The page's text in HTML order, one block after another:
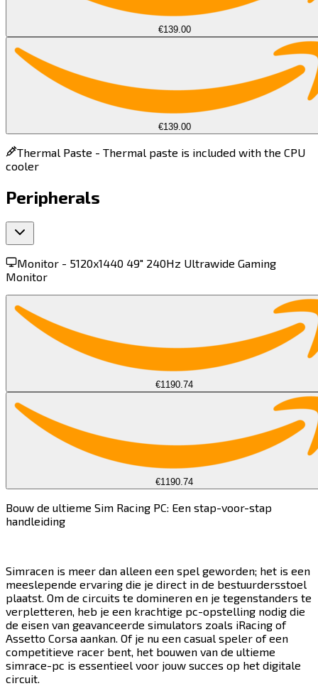
€139.00
€139.00
Thermal Paste - Thermal paste is included with the CPU
cooler
Peripherals
Monitor - 5120x1440 49" 240Hz Ultrawide Gaming
Monitor​​​​‌ ‍ ​‍​‍‌‍ ‌ ​‍‌‍‍‌‌‍‌ ‌‍‍‌‌‍ ‍​‍​‍​ ‍‍​‍​‍‌ ​ ‌‍​‌‌‍ ‍‌‍‍‌‌ ‌​‌ ‍‌​‍ ‍‌‍‍‌‌‍ ​‍​‍​‍ ​​‍​‍‌‍‍​‌ ​‍‌‍‌‌‌‍‌‍​‍​‍​ ‍‍​‍​‍​‍ ‌‍​‌‌‍‌​‌‍ ‌‌‍‍‌‌‍ ‍​‍ ‌‍‍‌‌‍ ‍‌ ‌​‌‍‌‌‌‍ ‍‌ ‌​​‍ ‌‍‌‌‌‍‌​‌‍‍‌‌ ‌​​‍ ‌‍ ‌‌‍ ‌‍‌​‌‍‌‌​ ‌‌ ​​‌ ​‍‌‍‌‌‌ ​ ‌‍‌‌‌‍ ‍‌ ‌​‌‍​‌‌ ‌​‌‍‍‌‌‍ ‌‍ ‍​ ‍ ‌‍‍‌‌‍‌​​ ‌​ ‌ ‌‍​ ​ ‌​​ ‍‌​ ​‍​ ‌​‌‍‌​​ ‍​​‍ ‌‌‍‌‌​ ​‌‌‍​‌‌‍‌‌​‍ ‌​ ‌​‌‍‌‌‌‍‌‍​ ​‍​‍ ‌‌‍​‍​ ​ ‌‍​‍‌‍​‍​‍ ‌‌‍​‌​ ​‌​ ‌‍‌‍‌‍‌‍‌‌​ ‌​​ ‌​‌‍‌‍​ ‌​‌‍‌‍​ ‌‍‌‍‌‌​ ‍ ‌ ‌​‌ ‍‌‌ ​​‌‍‌‌​ ‌‌‍ ‌‌‍ ‌‍ ‍‌‍‍‌‌ ‌​‌‍ ‌ ​‍​ ‍ ‌ ​​‌‍​‌‌ ‌​‌‍‍​​ ‌‌‍ ‍‌‍​‌‌‍ ‌‌‍‌‌​ ‌‍​‍‌‍​‌‌ ​ ‌‍‌‌‌‌‌‌‌ ​‍‌‍ ​​ ‌​‍‌‌​ ​‍‌​‌‍‌‍​‌‌‍‌​‌‍ ‌‌‍‍‌‌‍ ‍​‍‌‍‌‍‍‌‌‍‌​​ ‌​ ‌ ‌‍​ ​ ‌​​ ‍‌​ ​‍​ ‌​‌‍‌​​ ‍​​‍ ‌‌‍‌‌​ ​‌‌‍​‌‌‍‌‌​‍ ‌​ ‌​‌‍‌‌‌‍‌‍​ ​‍​‍ ‌‌‍​‍​ ​ ‌‍​‍‌‍​‍​‍ ‌‌‍​‌​ ​‌​ ‌‍‌‍‌‍‌‍‌‌​ ‌​​ ‌​‌‍‌‍​ ‌​‌‍‌‍​ ‌‍‌‍‌‌​‍‌‍‌ ‌​‌ ‍‌‌ ​​‌‍‌‌​ ‌‌‍ ‌‌‍ ‌‍ ‍‌‍‍‌‌ ‌​‌‍ ‌ ​‍​‍‌‍‌ ​​‌‍​‌‌ ‌​‌‍‍​​ ‌‌‍ ‍‌‍​‌‌‍ ‌‌‍‌‌​‍‌‍‌ ​​‌‍‌‌‌ ​‍‌ ​ ‌ ​​‌‍‌‌‌‍​ ‌ ‌​‌‍‍‌‌ ‌‍‌‍‌‌​ ‌‌ ​​‌ ‌‌‌‍​‍‌‍ ​‌‍‍‌‌ ​ ‌‍‍​‌‍‌‌‌‍‌​​‍​‍‌ ‌
€1190.74
€1190.74
Bouw de ultieme Sim Racing PC: Een stap-voor-stap
handleiding​​​​‌ ‍ ​‍​‍‌‍ ‌ ​‍‌‍‍‌‌‍‌ ‌‍‍‌‌‍ ‍​‍​‍​ ‍‍​‍​‍‌ ​ ‌‍​‌‌‍ ‍‌‍‍‌‌ ‌​‌ ‍‌​‍ ‍‌‍‍‌‌‍ ​‍​‍​‍ ​​‍​‍‌‍‍​‌ ​‍‌‍‌‌‌‍‌‍​‍​‍​ ‍‍​‍​‍​‍ ‌‍​‌‌‍‌​‌‍ ‌‌‍‍‌‌‍ ‍​‍ ‌‍‍‌‌‍ ‍‌ ‌​‌‍‌‌‌‍ ‍‌ ‌​​‍ ‌‍‌‌‌‍‌​‌‍‍‌‌ ‌​​‍ ‌‍ ‌‌‍ ‌‍‌​‌‍‌‌​ ‌‌ ​​‌ ​‍‌‍‌‌‌ ​ ‌‍‌‌‌‍ ‍‌ ‌​‌‍​‌‌ ‌​‌‍‍‌‌‍ ‌‍ ‍​ ‍ ‌‍‍‌‌‍‌​​ ‌​ ‌​​ ​​​ ​‍​ ‍​‌‍​ ​ ‌‍​ ‌‍‌‍​‍​‍ ‌‌‍​‌​ ‌‌​ ‌ ‌‍‌‌​‍ ‌​ ‌​​ ‌‍​ ‌‍​ ​‌​‍ ‌​ ‍​‌‍​‍​ ‍‌​ ‍​​‍ ‌‌‍​‍​ ‍​​ ‍​‌‍‌‍​ ​ ​ ​​​ ​​​ ‍​​ ‌​​ ​​‌‍​ ​ ‍​​ ‍ ‌ ‌​‌ ‍‌‌ ​​‌‍‌‌​ ‌‌‍​‍‌ ‌‌‌‍‍‌‌‍ ​‌‍‌​​ ‍ ‌ ​​‌‍​‌‌ ‌​‌‍‍​​ ‌‌‍‍‌​ ​‌​ ‍​‌‍ ‍‌‌ ‌‍ ​‌‍ ‌‍ ‍‌‍‌ ‌‌ ‌‍‌​‌‍‌‌‌ ​ ‌‍​ ​‍‌‌​ ‌‌‌​​‍‌‌ ‌‍‍ ‌‍‌‌‌ ‍‌​‍‌‌​ ​ ‌​‌​​‍‌‌​ ​ ‌​‌​​‍‌‌​ ​‍​ ​‍‌‍ ‍‌‍ ​​‍‌‌​ ​‍​ ​‍​‍‌‌​ ‌‌‌​‌​​‍ ‍‌ ‌‍‌‍​‌‌‍ ​‌ ‌‌‌‍‌‌​‍‌‌​ ‌‌‌​​‍‌‌ ‌‍‍ ‌‍‌‌‌ ‍‌​‍‌‌​ ​ ‌​‌​​‍‌‌​ ​ ‌​‌​​‍‌‌​ ​‍​ ​‍​ ‌‌​ ‌​‌‍‌​​ ‌‍​ ‌‍‌‍‌​‌‍​ ​ ‌‍‌‍‌‌​ ‍​​ ​​​ ​‍​‍‌‌​ ​‍​ ​‍​‍‌‌​ ‌‌‌​‌​​‍ ‍‌‍​ ‌‍‍​‌‍‍‌‌‍ ​‌‍‌​‌ ​‍‌‍‌‌‌‍ ‍​‍‌‌​ ‌‌‌​​‍‌‌ ‌‍‍ ‌‍‌‌‌ ‍‌​‍‌‌​ ​ ‌​‌​​‍‌‌​ ​ ‌​‌​​‍‌‌​ ​‍​ ​‍‌‍‌‍​ ‌‌​ ‌ ​ ​ ​ ​ ​ ​‍‌‍​ ‌‍​ ​ ‌​‌‍​ ‌‍​‌​ ​‍​‍‌‌​ ​‍​ ​‍​‍‌‌​ ‌‌‌​‌​​‍ ‍‌ ‌​‌‍‌‌‌ ‍​‌ ‌​​ ‌‍​‍‌‍​‌‌ ​ ‌‍‌‌‌‌‌‌‌ ​‍‌‍ ​​ ‌​‍‌‌​ ​‍‌​‌‍‌‍​‌‌‍‌​‌‍ ‌‌‍‍‌‌‍ ‍​‍‌‍‌‍‍‌‌‍‌​​ ‌​ ‌​​ ​​​ ​‍​ ‍​‌‍​ ​ ‌‍​ ‌‍‌‍​‍​‍ ‌‌‍​‌​ ‌‌​ ‌ ‌‍‌‌​‍ ‌​ ‌​​ ‌‍​ ‌‍​ ​‌​‍ ‌​ ‍​‌‍​‍​ ‍‌​ ‍​​‍ ‌‌‍​‍​ ‍​​ ‍​‌‍‌‍​ ​ ​ ​​​ ​​​ ‍​​ ‌​​ ​​‌‍​ ​ ‍​​‍‌‍‌ ‌​‌ ‍‌‌ ​​‌‍‌‌​ ‌‌‍​‍‌ ‌‌‌‍‍‌‌‍ ​‌‍‌​​‍‌‍‌ ​​‌‍​‌‌ ‌​‌‍‍​​ ‌‌‍‍‌​ ​‌​ ‍​‌‍ ‍‌‌ ‌‍ ​‌‍ ‌‍ ‍‌‍‌ ‌‌ ‌‍‌​‌‍‌‌‌ ​ ‌‍​ ​‍‌‌​ ‌‌‌​​‍‌‌ ‌‍‍ ‌‍‌‌‌ ‍‌​‍‌‌​ ​ ‌​‌​​‍‌‌​ ​ ‌​‌​​‍‌‌​ ​‍​ ​‍‌‍ ‍‌‍ ​​‍‌‌​ ​‍​ ​‍​‍‌‌​ ‌‌‌​‌​​‍ ‍‌ ‌‍‌‍​‌‌‍ ​‌ ‌‌‌‍‌‌​‍‌‌​ ‌‌‌​​‍‌‌ ‌‍‍ ‌‍‌‌‌ ‍‌​‍‌‌​ ​ ‌​‌​​‍‌‌​ ​ ‌​‌​​‍‌‌​ ​‍​ ​‍​ ‌‌​ ‌​‌‍‌​​ ‌‍​ ‌‍‌‍‌​‌‍​ ​ ‌‍‌‍‌‌​ ‍​​ ​​​ ​‍​‍‌‌​ ​‍​ ​‍​‍‌‌​ ‌‌‌​‌​​‍ ‍‌‍​ ‌‍‍​‌‍‍‌‌‍ ​‌‍‌​‌ ​‍‌‍‌‌‌‍ ‍​‍‌‌​ ‌‌‌​​‍‌‌ ‌‍‍ ‌‍‌‌‌ ‍‌​‍‌‌​ ​ ‌​‌​​‍‌‌​ ​ ‌​‌​​‍‌‌​ ​‍​ ​‍‌‍‌‍​ ‌‌​ ‌ ​ ​ ​ ​ ​ ​‍‌‍​ ‌‍​ ​ ‌​‌‍​ ‌‍​‌​ ​‍​‍‌‌​ ​‍​ ​‍​‍‌‌​ ‌‌‌​‌​​‍ ‍‌ ‌​‌‍‌‌‌ ‍​‌ ‌​​‍‌‍‌ ​​‌‍‌‌‌ ​‍‌ ​ ‌ ​​‌‍‌‌‌‍​ ‌ ‌​‌‍‍‌‌ ‌‍‌‍‌‌​ ‌‌ ​​‌ ‌‌‌‍​‍‌‍ ​‌‍‍‌‌ ​ ‌‍‍​‌‍‌‌‌‍‌​​‍​‍‌ ‌
Simracen is meer dan alleen een spel geworden; het is een
meeslepende ervaring die je direct in de bestuurdersstoel
plaatst. Om de circuits te domineren en je tegenstanders te
verpletteren, heb je een krachtige pc-opstelling nodig die
de eisen van geavanceerde simulators zoals iRacing of
Assetto Corsa aankan. Of je nu een casual speler of een
competitieve racer bent, het bouwen van de ultieme
simrace-pc is essentieel voor jouw succes op het digitale
circuit.​​​​‌ ‍ ​‍​‍‌‍ ‌ ​‍‌‍‍‌‌‍‌ ‌‍‍‌‌‍ ‍​‍​‍​ ‍‍​‍​‍‌ ​ ‌‍​‌‌‍ ‍‌‍‍‌‌ ‌​‌ ‍‌​‍ ‍‌‍‍‌‌‍ ​‍​‍​‍ ​​‍​‍‌‍‍​‌ ​‍‌‍‌‌‌‍‌‍​‍​‍​ ‍‍​‍​‍​‍ ‌‍​‌‌‍‌​‌‍ ‌‌‍‍‌‌‍ ‍​‍ ‌‍‍‌‌‍ ‍‌ ‌​‌‍‌‌‌‍ ‍‌ ‌​​‍ ‌‍‌‌‌‍‌​‌‍‍‌‌ ‌​​‍ ‌‍ ‌‌‍ ‌‍‌​‌‍‌‌​ ‌‌ ​​‌ ​‍‌‍‌‌‌ ​ ‌‍‌‌‌‍ ‍‌ ‌​‌‍​‌‌ ‌​‌‍‍‌‌‍ ‌‍ ‍​ ‍ ‌‍‍‌‌‍‌​​ ‌​ ‌​​ ​​​ ​‍​ ‍​‌‍​ ​ ‌‍​ ‌‍‌‍​‍​‍ ‌‌‍​‌​ ‌‌​ ‌ ‌‍‌‌​‍ ‌​ ‌​​ ‌‍​ ‌‍​ ​‌​‍ ‌​ ‍​‌‍​‍​ ‍‌​ ‍​​‍ ‌‌‍​‍​ ‍​​ ‍​‌‍‌‍​ ​ ​ ​​​ ​​​ ‍​​ ‌​​ ​​‌‍​ ​ ‍​​ ‍ ‌ ‌​‌ ‍‌‌ ​​‌‍‌‌​ ‌‌‍​‍‌ ‌‌‌‍‍‌‌‍ ​‌‍‌​​ ‍ ‌ ​​‌‍​‌‌ ‌​‌‍‍​​ ‌‌‍‍‌​ ​‌​ ‍​‌‍ ‍‌‌ ‌‍ ​‌‍ ‌‍ ‍‌‍‌ ‌‌ ‌‍‌​‌‍‌‌‌ ​ ‌‍​ ​‍‌‌​ ‌‌‌​​‍‌‌ ‌‍‍ ‌‍‌‌‌ ‍‌​‍‌‌​ ​ ‌​‌​​‍‌‌​ ​ ‌​‌​​‍‌‌​ ​‍​ ​‍‌‍ ‍‌‍ ​​‍‌‌​ ​‍​ ​‍​‍‌‌​ ‌‌‌​‌​​‍ ‍‌ ‌‍‌‍​‌‌‍ ​‌ ‌‌‌‍‌‌​‍‌‌​ ‌‌‌​​‍‌‌ ‌‍‍ ‌‍‌‌‌ ‍‌​‍‌‌​ ​ ‌​‌​​‍‌‌​ ​ ‌​‌​​‍‌‌​ ​‍​ ​‍‌‍‌‍‌‍​ ​ ‍‌‌‍‌​​ ​​​ ​‌​ ‌‌​ ‍‌​ ‍​‌‍‌​‌‍‌‍​ ‌‌​‍‌‌​ ​‍​ ​‍​‍‌‌​ ‌‌‌​‌​​‍ ‍‌‍​ ‌‍‍​‌‍‍‌‌‍ ​‌‍‌​‌ ​‍‌‍‌‌‌‍ ‍​‍‌‌​ ‌‌‌​​‍‌‌ ‌‍‍ ‌‍‌‌‌ ‍‌​‍‌‌​ ​ ‌​‌​​‍‌‌​ ​ ‌​‌​​‍‌‌​ ​‍​ ​‍‌‍​‍​ ‍‌​ ‌ ​ ‍​​ ​‌​ ​​​ ‍​​ ‌ ‌‍‌​​ ‌‌​ ​‌​ ‌​​‍‌‌​ ​‍​ ​‍​‍‌‌​ ‌‌‌​‌​​‍ ‍‌ ‌​‌‍‌‌‌ ‍​‌ ‌​​ ‌‍​‍‌‍​‌‌ ​ ‌‍‌‌‌‌‌‌‌ ​‍‌‍ ​​ ‌​‍‌‌​ ​‍‌​‌‍‌‍​‌‌‍‌​‌‍ ‌‌‍‍‌‌‍ ‍​‍‌‍‌‍‍‌‌‍‌​​ ‌​ ‌​​ ​​​ ​‍​ ‍​‌‍​ ​ ‌‍​ ‌‍‌‍​‍​‍ ‌‌‍​‌​ ‌‌​ ‌ ‌‍‌‌​‍ ‌​ ‌​​ ‌‍​ ‌‍​ ​‌​‍ ‌​ ‍​‌‍​‍​ ‍‌​ ‍​​‍ ‌‌‍​‍​ ‍​​ ‍​‌‍‌‍​ ​ ​ ​​​ ​​​ ‍​​ ‌​​ ​​‌‍​ ​ ‍​​‍‌‍‌ ‌​‌ ‍‌‌ ​​‌‍‌‌​ ‌‌‍​‍‌ ‌‌‌‍‍‌‌‍ ​‌‍‌​​‍‌‍‌ ​​‌‍​‌‌ ‌​‌‍‍​​ ‌‌‍‍‌​ ​‌​ ‍​‌‍ ‍‌‌ ‌‍ ​‌‍ ‌‍ ‍‌‍‌ ‌‌ ‌‍‌​‌‍‌‌‌ ​ ‌‍​ ​‍‌‌​ ‌‌‌​​‍‌‌ ‌‍‍ ‌‍‌‌‌ ‍‌​‍‌‌​ ​ ‌​‌​​‍‌‌​ ​ ‌​‌​​‍‌‌​ ​‍​ ​‍‌‍ ‍‌‍ ​​‍‌‌​ ​‍​ ​‍​‍‌‌​ ‌‌‌​‌​​‍ ‍‌ ‌‍‌‍​‌‌‍ ​‌ ‌‌‌‍‌‌​‍‌‌​ ‌‌‌​​‍‌‌ ‌‍‍ ‌‍‌‌‌ ‍‌​‍‌‌​ ​ ‌​‌​​‍‌‌​ ​ ‌​‌​​‍‌‌​ ​‍​ ​‍‌‍‌‍‌‍​ ​ ‍‌‌‍‌​​ ​​​ ​‌​ ‌‌​ ‍‌​ ‍​‌‍‌​‌‍‌‍​ ‌‌​‍‌‌​ ​‍​ ​‍​‍‌‌​ ‌‌‌​‌​​‍ ‍‌‍​ ‌‍‍​‌‍‍‌‌‍ ​‌‍‌​‌ ​‍‌‍‌‌‌‍ ‍​‍‌‌​ ‌‌‌​​‍‌‌ ‌‍‍ ‌‍‌‌‌ ‍‌​‍‌‌​ ​ ‌​‌​​‍‌‌​ ​ ‌​‌​​‍‌‌​ ​‍​ ​‍‌‍​‍​ ‍‌​ ‌ ​ ‍​​ ​‌​ ​​​ ‍​​ ‌ ‌‍‌​​ ‌‌​ ​‌​ ‌​​‍‌‌​ ​‍​ ​‍​‍‌‌​ ‌‌‌​‌​​‍ ‍‌ ‌​‌‍‌‌‌ ‍​‌ ‌​​‍‌‍‌ ​​‌‍‌‌‌ ​‍‌ ​ ‌ ​​‌‍‌‌‌‍​ ‌ ‌​‌‍‍‌‌ ‌‍‌‍‌‌​ ‌‌ ​​‌ ‌‌‌‍​‍‌‍ ​‌‍‍‌‌ ​ ‌‍‍​‌‍‌‌‌‍‌​​‍​‍‌ ‌